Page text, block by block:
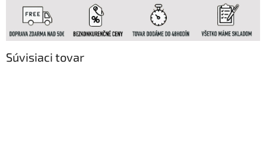
Súvisiaci tovar